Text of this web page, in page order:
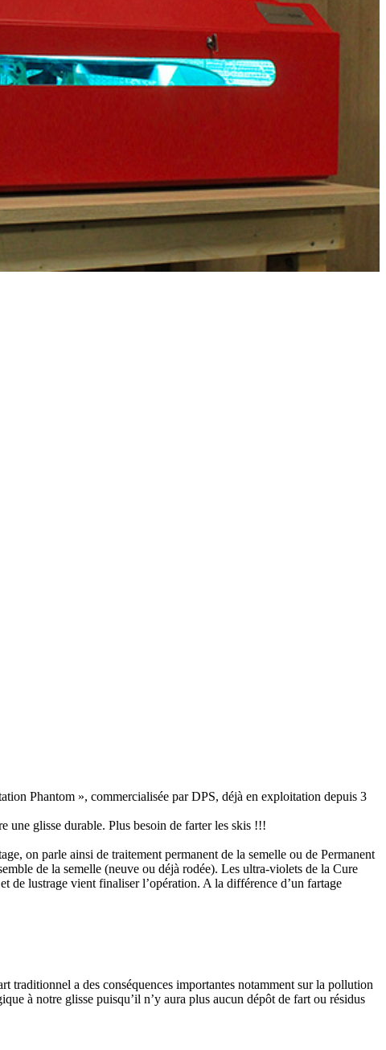
Phantom », commercialisée par DPS, déjà en exploitation depuis 3
une glisse durable. Plus besoin de farter les skis !!!
on parle ainsi de traitement permanent de la semelle ou de Permanent
de la semelle (neuve ou déjà rodée). Les ultra-violets de la Cure
de lustrage vient finaliser l’opération. A la différence d’un fartage
traditionnel a des conséquences importantes notamment sur la pollution
à notre glisse puisqu’il n’y aura plus aucun dépôt de fart ou résidus